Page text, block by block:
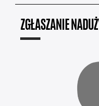
ZGŁASZANIE